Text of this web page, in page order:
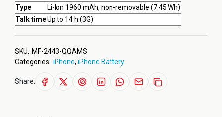
Type
Li-Ion 1960 mAh, non-removable (7.45 Wh)
Talk timeUp to 14 h (3G)
SKU: MF-2443-QQAMS
Categories: iPhone, iPhone Battery
Share: